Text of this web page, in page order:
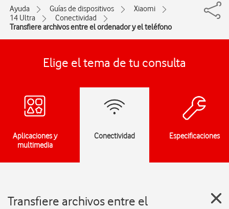
Ayuda Guías de dispositivos
Xiaomi
14 Ultra
Conectividad
Transfiere archivos entre el ordenador y el teléfono
Elige el tema de tu consulta
Aplicaciones y
multimedia
Conectividad Especificaciones
Transfiere archivos entre el